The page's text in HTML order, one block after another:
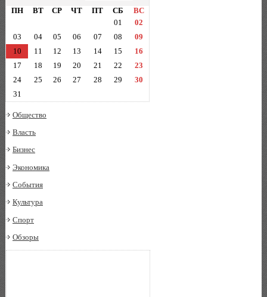
ПН
ВТ СР ЧТ ПТ СБ
ВС
01
02
03
04 05 06 07 08
09
10
11 12 13 14 15
16
17
18 19 20 21 22
23
24
25 26 27 28 29
30
31
Общество
Власть
Бизнес
Экономика
События
Культура
Спорт
Обзоры